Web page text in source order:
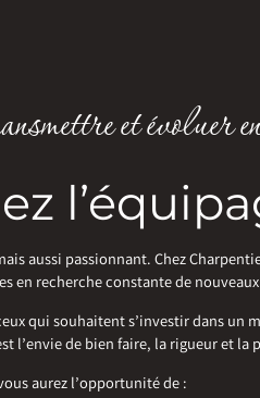
et évoluer
aussi passionnant. Chez
en recherche constante de
qui souhaitent s’investir dans un
l’envie de bien faire, la rigueur et la
aurez l’opportunité de :